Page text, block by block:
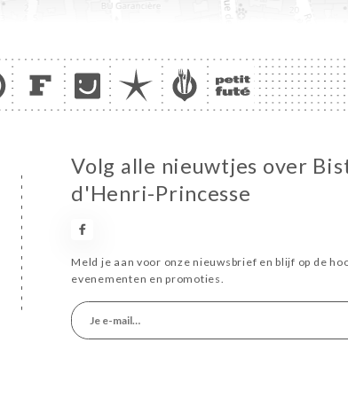
Volg alle nieuwtjes over
d'Henri-Princesse
Meld je aan voor onze nieuwsbrief en blijf op de
evenementen en promoties.